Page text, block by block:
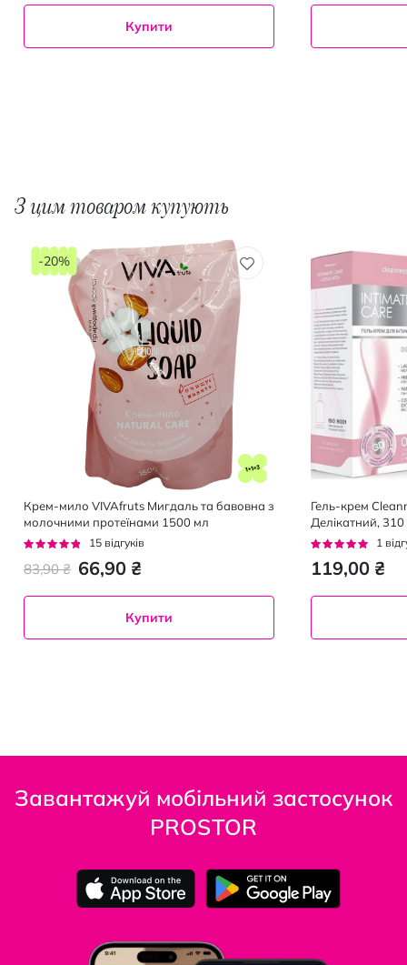
Купити
З цим товаром купують
Крем-мило VIVAfruts Мигдаль та бавовна з
молочними протеїнами 1500 мл
Рейтинг:
15 відгуків
66,90 ₴
83,90 ₴
-20%
Купити
Гель-крем
Делікатний, 310
Рейтинг:
1
119,00 ₴
Завантажуй мобільний застосунок
PROSTOR